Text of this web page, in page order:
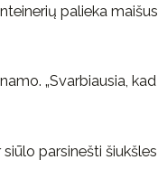
palieka maišus,
„Svarbiausia, kad
parsinešti šiukšles